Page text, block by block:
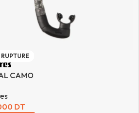
RUPTURE
CAMO
DT